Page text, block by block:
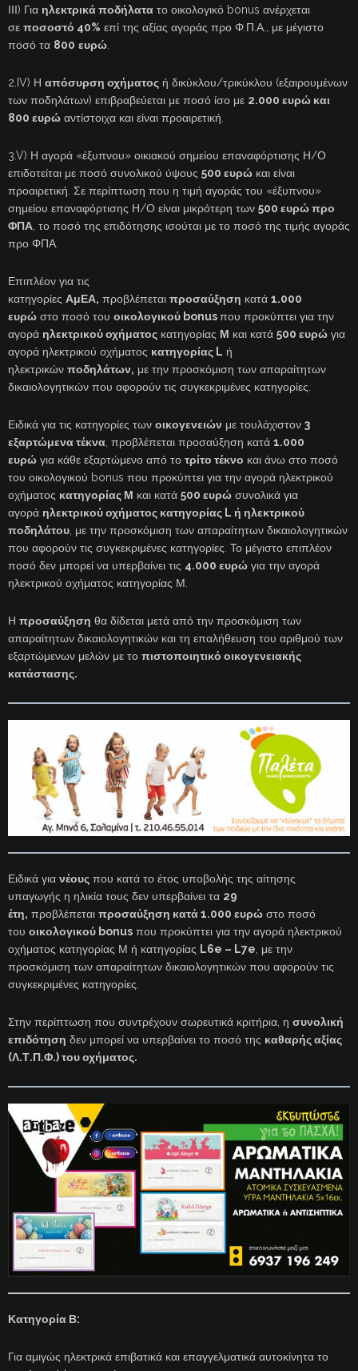
ΙΙΙ) Για ηλεκτρικά ποδήλατα το οικολογικό bonus ανέρχεται
σε ποσοστό 40% επί της αξίας αγοράς προ Φ.Π.Α., με μέγιστο
ποσό τα 800 ευρώ.
2.IV) Η απόσυρση οχήματος ή δικύκλου/τρικύκλου (εξαιρουμένων
των ποδηλάτων) επιβραβεύεται με ποσό ίσο με 2.000 ευρώ και
800 ευρώ αντίστοιχα και είναι προαιρετική.
3.V) Η αγορά «έξυπνου» οικιακού σημείου επαναφόρτισης Η/Ο
επιδοτείται με ποσό συνολικού ύψους 500 ευρώ και είναι
προαιρετική. Σε περίπτωση που η τιμή αγοράς του «έξυπνου»
σημείου επαναφόρτισης Η/Ο είναι μικρότερη των 500 ευρώ προ
ΦΠΑ, το ποσό της επιδότησης ισούται με το ποσό της τιμής αγοράς
προ ΦΠΑ.
Επιπλέον για τις
κατηγορίες ΑμΕΑ, προβλέπεται προσαύξηση κατά 1.000
ευρώ στο ποσό του οικολογικού bonusπου προκύπτει για την
αγορά ηλεκτρικού οχήματος κατηγορίας Μ και κατά 500 ευρώ για
αγορά ηλεκτρικού οχήματος κατηγορίας L ή
ηλεκτρικών ποδηλάτων, με την προσκόμιση των απαραίτητων
δικαιολογητικών που αφορούν τις συγκεκριμένες κατηγορίες.
Ειδικά για τις κατηγορίες των οικογενειών με τουλάχιστον 3
εξαρτώμενα τέκνα, προβλέπεται προσαύξηση κατά 1.000
ευρώ για κάθε εξαρτώμενο από το τρίτο τέκνο και άνω στο ποσό
του οικολογικού bonus που προκύπτει για την αγορά ηλεκτρικού
οχήματος κατηγορίας Μ και κατά 500 ευρώ συνολικά για
αγορά ηλεκτρικού οχήματος κατηγορίας L ή ηλεκτρικού
ποδηλάτου, με την προσκόμιση των απαραίτητων δικαιολογητικών
που αφορούν τις συγκεκριμένες κατηγορίες. Το μέγιστο επιπλέον
ποσό δεν μπορεί να υπερβαίνει τις 4.000 ευρώ για την αγορά
ηλεκτρικού οχήματος κατηγορίας Μ.
Η προσαύξηση θα δίδεται μετά από την προσκόμιση των
απαραίτητων δικαιολογητικών και τη επαλήθευση του αριθμού των
εξαρτώμενων μελών με το πιστοποιητικό οικογενειακής
κατάστασης.
Ειδικά για νέους που κατά το έτος υποβολής της αίτησης
υπαγωγής η ηλικία τους δεν υπερβαίνει τα 29
έτη, προβλέπεται προσαύξηση κατά 1.000 ευρώ στο ποσό
του οικολογικού bonus που προκύπτει για την αγορά ηλεκτρικού
οχήματος κατηγορίας Μ ή κατηγορίας L6e – L7e, με την
προσκόμιση των απαραίτητων δικαιολογητικών που αφορούν τις
συγκεκριμένες κατηγορίες.
Στην περίπτωση που συντρέχουν σωρευτικά κριτήρια, η συνολική
επιδότηση δεν μπορεί να υπερβαίνει το ποσό της καθαρής αξίας
(Λ.Τ.Π.Φ.) του οχήματος.
Κατηγορία Β:
Για αμιγώς ηλεκτρικά επιβατικά και επαγγελματικά αυτοκίνητα το